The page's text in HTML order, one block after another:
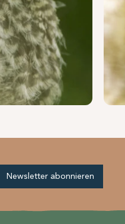
Newsletter abonnieren